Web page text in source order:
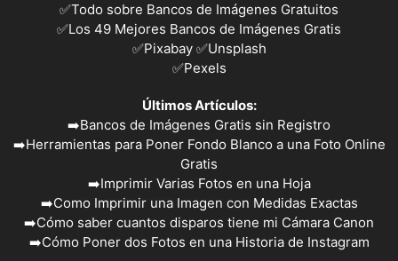
✅Todo sobre Bancos de Imágenes Gratuitos
✅Los 49 Mejores Bancos de Imágenes Gratis
✅Pixabay ✅Unsplash
✅Pexels
Últimos Artículos:
➡️Bancos de Imágenes Gratis sin Registro
➡️Herramientas para Poner Fondo Blanco a una Foto Online
Gratis
➡️Imprimir Varias Fotos en una Hoja
➡️Como Imprimir una Imagen con Medidas Exactas
➡️Cómo saber cuantos disparos tiene mi Cámara Canon
➡️Cómo Poner dos Fotos en una Historia de Instagram